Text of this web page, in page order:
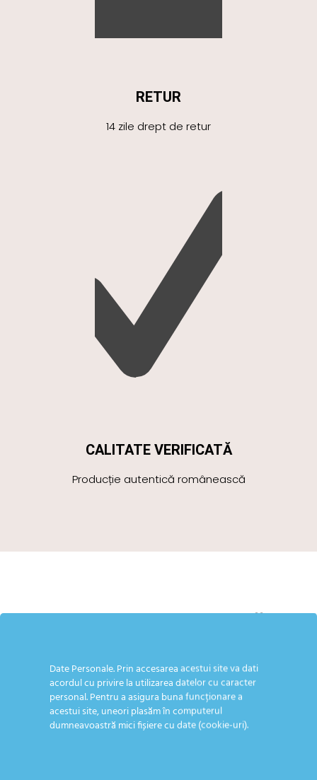
RETUR
14 zile drept de retur
CALITATE VERIFICATĂ
Producție autentică românească
Stil vestimentar fermecător
Descoperă noua
colecție pentru
micile vedete ale
familiei!
Date Personale. Prin accesarea acestui site va dati
acordul cu privire la utilizarea datelor cu caracter
personal. Pentru a asigura buna funcționare a
acestui site, uneori plasăm în computerul
dumneavoastră mici fișiere cu date (cookie-uri).